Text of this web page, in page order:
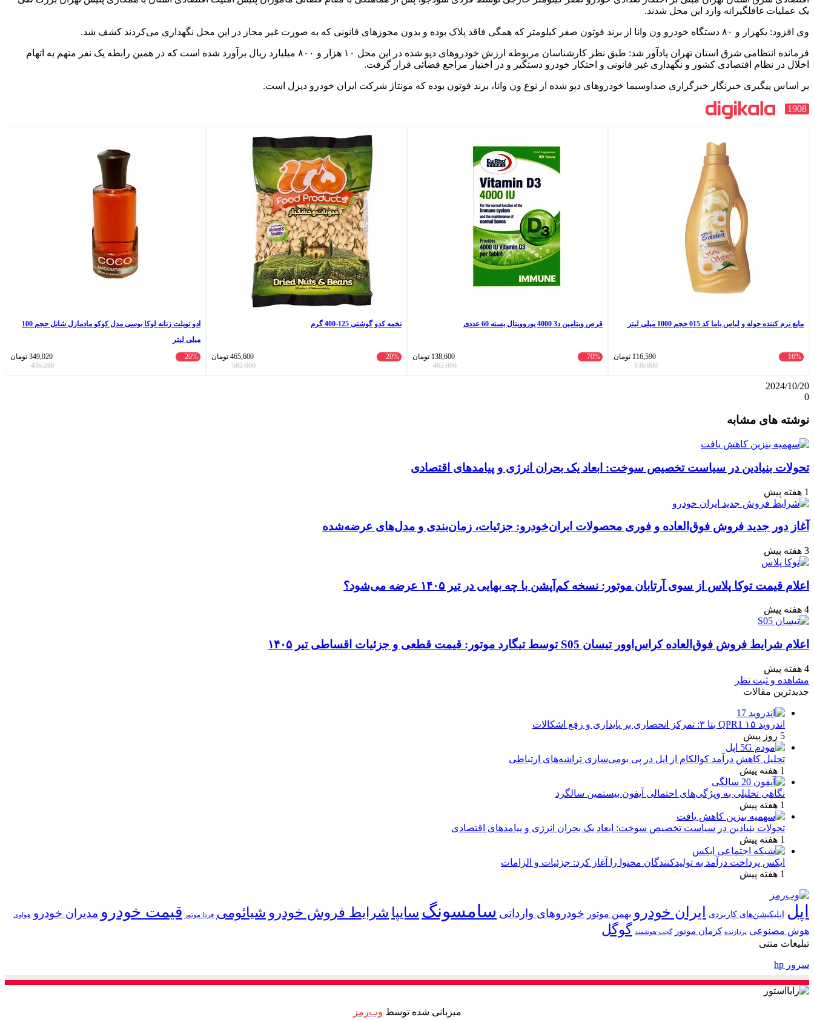
یک عملیات غافلگیرانه وارد این محل شدند.
وی افزود: یکهزار و ۸۰ دستگاه خودرو ون وانا از برند فوتون صفر کیلومتر که همگی فاقد پلاک بوده و بدون مجوزهای قانونی که به صورت غیر مجاز در این محل نگهداری می‌کردند کشف شد.
فرمانده انتظامی شرق استان تهران یادآور شد: طبق نظر کارشناسان مربوطه ارزش خودروهای دپو شده در این محل ۱۰ هزار و ۸۰۰ میلیارد ریال برآورد شده است که در همین رابطه یک نفر متهم به اتهام
اخلال در نظام اقتصادی کشور و نگهداری غیر قانونی و احتکار خودرو دستگیر و در اختیار مراجع قضائی قرار گرفت.
بر اساس پیگیری خبرنگار خبرگزاری صداوسیما خودروهای دپو شده از نوع ون وانا، برند فوتون بوده که مونتاژ شرکت ایران خودرو دیزل است.
1908
مایع نرم کننده حوله و لباس باما کد 015 حجم 1000 میلی لیتر
16%
116,590 تومان
138,800
قرص ویتامین د3 4000 یوروویتال بسته 60 عددی
70%
138,600 تومان
462,000
تخمه کدو گوشتی 125-400 گرم
20%
465,600 تومان
582,000
ادو تویلت زنانه لوکا بوسی مدل کوکو مادمازل شانل حجم 100
میلی لیتر
20%
349,020 تومان
436,280
2024/10/20
0
آپ
گذاری
ایمیل
نوشته های مشابه
تحولات بنیادین در سیاست تخصیص سوخت: ابعاد یک بحران انرژی و پیامدهای اقتصادی
1 هفته پیش
آغاز دور جدید فروش فوق‌العاده و فوری محصولات ایران‌خودرو: جزئیات، زمان‌بندی و مدل‌های عرضه‌شده
3 هفته پیش
اعلام قیمت توکا پلاس از سوی آرتابان موتور: نسخه کم‌آپشن با چه بهایی در تیر ۱۴۰۵ عرضه می‌شود؟
4 هفته پیش
اعلام شرایط فروش فوق‌العاده کراس‌اوور تیسان S05 توسط تیگارد موتور: قیمت قطعی و جزئیات اقساطی تیر ۱۴۰۵
4 هفته پیش
مشاهده و ثبت نظر
جدیدترین مقالات
اندروید ۱۵ QPR1 بتا ۳: تمرکز انحصاری بر پایداری و رفع اشکالات
5 روز پیش
تحلیل کاهش درآمد کوالکام از اپل در پی بومی‌سازی تراشه‌های ارتباطی
1 هفته پیش
نگاهی تحلیلی به ویژگی‌های احتمالی آیفون بیستمین سالگرد
1 هفته پیش
تحولات بنیادین در سیاست تخصیص سوخت: ابعاد یک بحران انرژی و پیامدهای اقتصادی
1 هفته پیش
ایکس پرداخت درآمد به تولیدکنندگان محتوا را آغاز کرد: جزئیات و الزامات
1 هفته پیش
اپل اپلیکیشن‌های کاربردی ایران خودرو بهمن موتور خودروهای وارداتی سامسونگ سایپا شرایط فروش خودرو شیائومی فردا موتور قیمت خودرو مدیران خودرو هواوی
هوش مصنوعی پردازنده کرمان موتور گجت هوشمند گوگل
تبلیغات متنی
سرور hp
میزبانی شده توسط وب‌رمز